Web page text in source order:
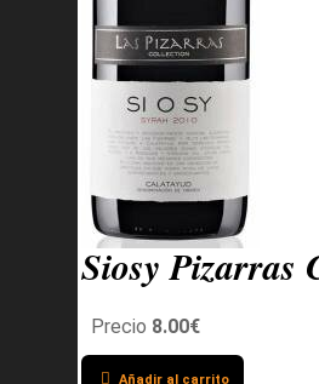
Siosy Pizarras
Precio 8.00€
Añadir al carrito